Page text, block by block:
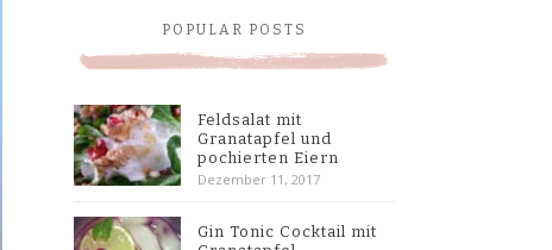
POPULAR POSTS
Feldsalat mit
Granatapfel und
pochierten Eiern
Dezember 11, 2017
Gin Tonic Cocktail mit